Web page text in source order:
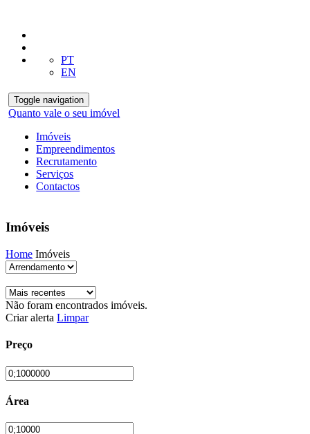
PT
EN
Toggle navigation
Quanto vale o seu imóvel
Imóveis
Empreendimentos
Recrutamento
Serviços
Contactos
Imóveis
Home Imóveis
Não foram encontrados imóveis.
Criar alerta Limpar
Preço
Área